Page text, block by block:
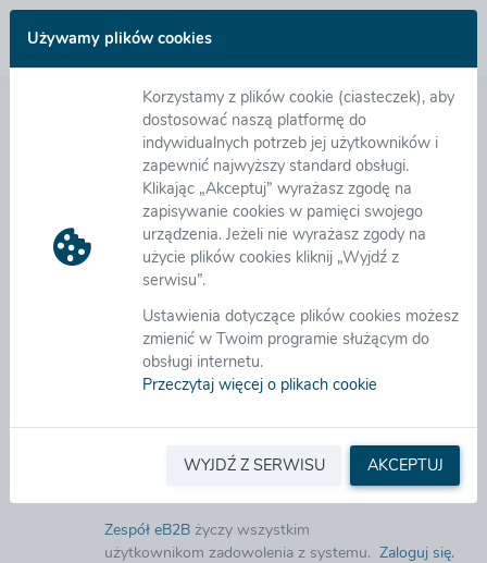
Używamy plików cookies
Korzystamy z plików cookie (ciasteczek), aby
dostosować naszą platformę do
indywidualnych potrzeb jej użytkowników i
zapewnić najwyższy standard obsługi.
Klikając „Akceptuj” wyrażasz zgodę na
zapisywanie cookies w pamięci swojego
urządzenia. Jeżeli nie wyrażasz zgody na
użycie plików cookies kliknij „Wyjdź z
serwisu”.
Ustawienia dotyczące plików cookies możesz
zmienić w Twoim programie służącym do
obsługi internetu.
Przeczytaj więcej o plikach cookie
WYJDŹ Z SERWISU AKCEPTUJ
Witamy na platformie zakupowej eB2B
Nowoczesna Platforma zakupowa eB2B wspomaga
zarządzanie procesami zakupowymi począwszy od
tworzenia wniosków zakupowych, ich akceptację,
organizację zapytań ofertowych, aukcji i licytacji
elektronicznych, zapewniając wymagane tryby
repozytorium umów można łatwo zarejestrować
podpisane umowy wraz z ich aneksami,
w module EOD zarządzamy obiegiem dokumentów,
możemy też akceptować i rozliczać wszystkie faktury
pozwala łatwo klasyfikować dostawców oraz
upraszcza zarządzanie dokumentami.Czytaj więcej...
Zespół eB2B życzy wszystkim
użytkownikom zadowolenia z systemu. Zaloguj się.